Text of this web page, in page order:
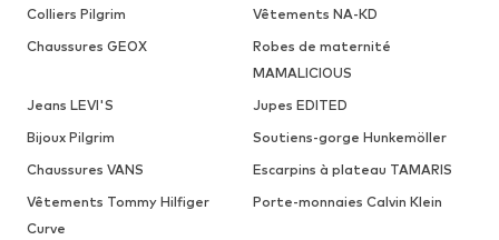
Colliers Pilgrim
Vêtements NA-KD
Chaussures GEOX
Robes de maternité
MAMALICIOUS
Jeans LEVI'S
Jupes EDITED
Bijoux Pilgrim
Soutiens-gorge Hunkemöller
Chaussures VANS
Escarpins à plateau TAMARIS
Vêtements Tommy Hilfiger
Curve
Porte-monnaies Calvin Klein